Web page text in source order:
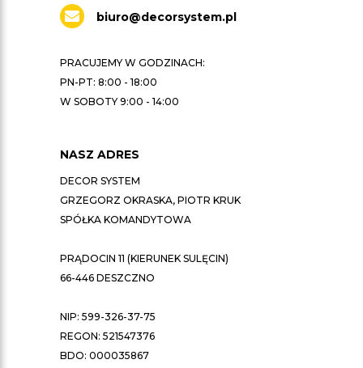
biuro@decorsystem.pl
PRACUJEMY W GODZINACH:
PN-PT: 8:00 - 18:00
W SOBOTY 9:00 - 14:00
NASZ ADRES
DECOR SYSTEM
GRZEGORZ OKRASKA, PIOTR KRUK
SPÓŁKA KOMANDYTOWA
PRĄDOCIN 11 (KIERUNEK SULĘCIN)
66-446 DESZCZNO
NIP: 599-326-37-75
REGON: 521547376
BDO: 000035867